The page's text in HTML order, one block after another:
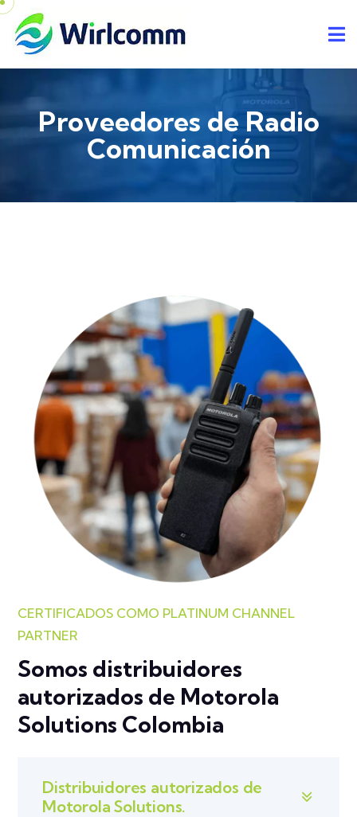
Proveedores de Radio
Comunicación
CERTIFICADOS COMO PLATINUM CHANNEL
PARTNER
Somos distribuidores
autorizados de Motorola
Solutions Colombia
Distribuidores autorizados de
Motorola Solutions.